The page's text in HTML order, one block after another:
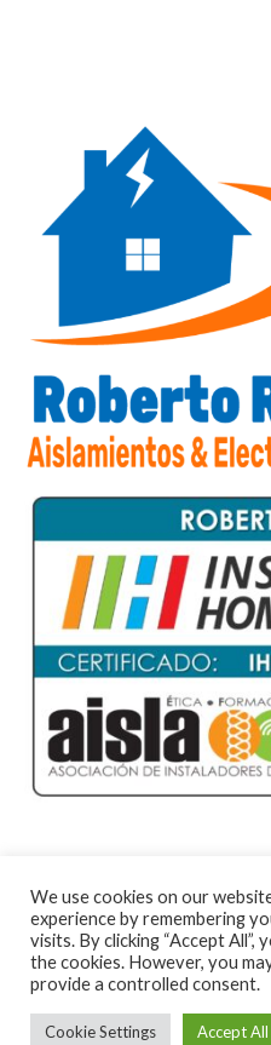
© 2022 Roberto Ruiz
Electricidad by:
Aviso Legal| Cookies
We use cookies on our
experience by remembering
visits. By clicking “Accept
the cookies. However, you
provide a controlled consent.
Cookie Settings Accept All